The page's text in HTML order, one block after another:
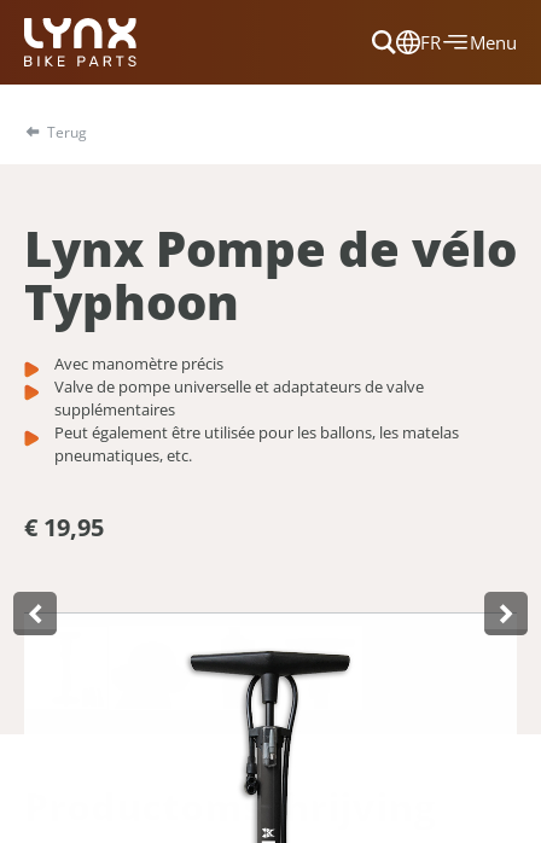
FR
Dansk
Nederlands
Menu
Terug
Lynx Pompe de vélo
Typhoon
Avec manomètre précis
Valve de pompe universelle et adaptateurs de valve
supplémentaires
Peut également être utilisée pour les ballons, les matelas
pneumatiques, etc.
€ 19,95
Product­omschrijving